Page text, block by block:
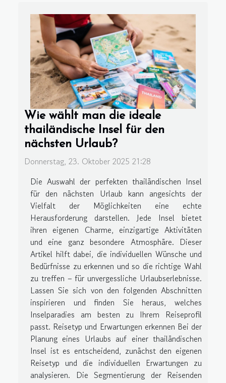
Wie wählt man die ideale
thailändische Insel für den
nächsten Urlaub?
Donnerstag, 23. Oktober 2025 21:28
Die Auswahl der perfekten thailändischen Insel
für den nächsten Urlaub kann angesichts der
Vielfalt der Möglichkeiten eine echte
Herausforderung darstellen. Jede Insel bietet
ihren eigenen Charme, einzigartige Aktivitäten
und eine ganz besondere Atmosphäre. Dieser
Artikel hilft dabei, die individuellen Wünsche und
Bedürfnisse zu erkennen und so die richtige Wahl
zu treffen – für unvergessliche Urlaubserlebnisse.
Lassen Sie sich von den folgenden Abschnitten
inspirieren und finden Sie heraus, welches
Inselparadies am besten zu Ihrem Reiseprofil
passt. Reisetyp und Erwartungen erkennen Bei der
Planung eines Urlaubs auf einer thailändischen
Insel ist es entscheidend, zunächst den eigenen
Reisetyp und die individuellen Erwartungen zu
analysieren. Die Segmentierung der Reisenden